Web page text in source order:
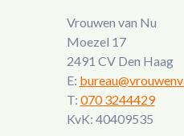
Vrouwen van Nu
Moezel 17
2491 CV Den Haag
E:
T: 070 3244429
KvK: 40409535